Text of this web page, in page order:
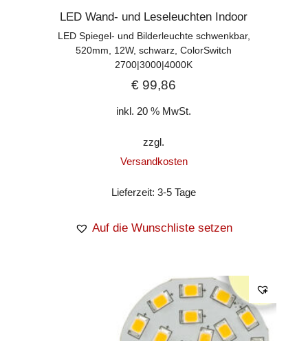
LED Wand- und Leseleuchten Indoor
LED Spiegel- und Bilderleuchte schwenkbar,
520mm, 12W, schwarz, ColorSwitch
2700|3000|4000K
€ 99,86
inkl. 20 % MwSt.
zzgl.
Versandkosten
Lieferzeit:3-5 Tage
Auf die Wunschliste setzen